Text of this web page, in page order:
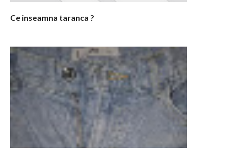
Ce inseamna taranca ?